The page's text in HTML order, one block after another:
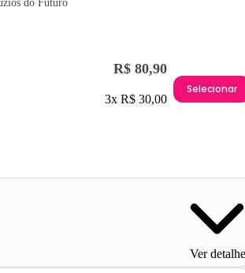
do Futuro
R$ 80,90
3x R$ 30,00
Selecionar
Ver